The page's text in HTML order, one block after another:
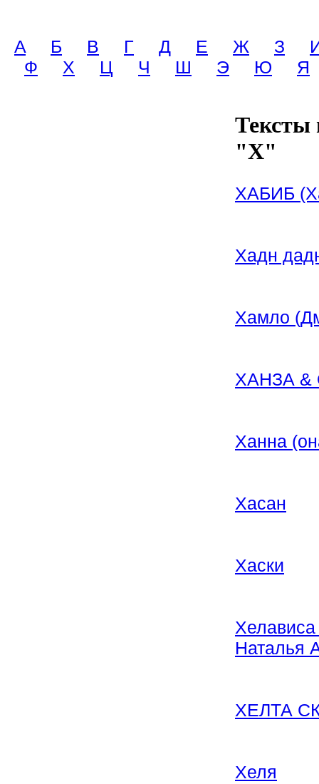
A Б В Г Д Е Ж З
Ф
Х Ц Ч Ш Э Ю Я
Тексты
"Х"
ХАБИБ
Хадн
Хамло
ХАНЗА &
Ханна
Хасан
Хаски
Наталья
ХЕЛТА
Хеля